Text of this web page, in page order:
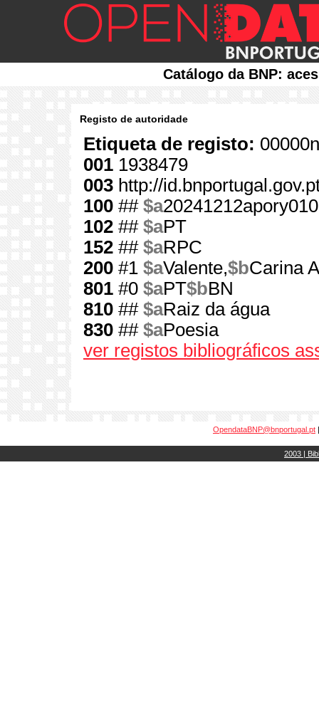
Catálogo da BNP:
Registo de autoridade
Etiqueta de registo:
001 1938479
003 http://
100 ## $a
102 ## $aPT
152 ## $aRPC
200 #1 $aValente,$bCarina
801 #0 $aPT$bBN
810 ## $aRaiz da água
830 ## $aPoesia
ver registos bibliográficos
OpendataBNP@bnportugal.pt
2003 |